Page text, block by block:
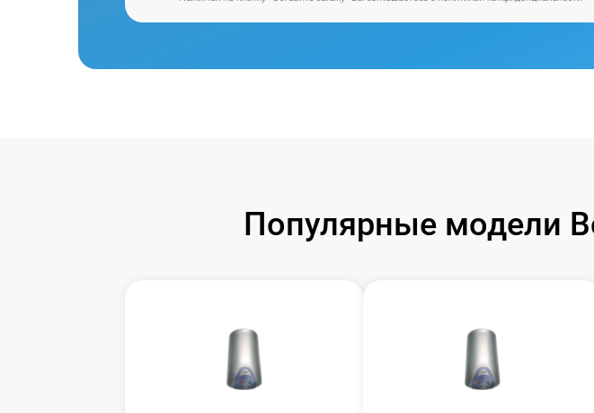
Популярные модели